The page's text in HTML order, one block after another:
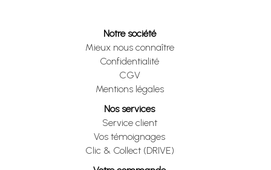
Notre société
Mieux nous connaître
Confidentialité
CGV
Mentions légales
Nos services
Service client
Vos témoignages
Clic & Collect (DRIVE)